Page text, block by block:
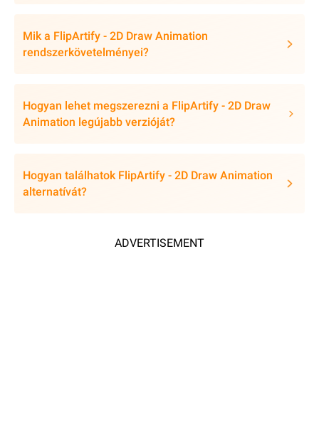
Mik a FlipArtify - 2D Draw Animation
rendszerkövetelményei?
Hogyan lehet megszerezni a FlipArtify - 2D Draw
Animation legújabb verzióját?
Hogyan találhatok FlipArtify - 2D Draw Animation
alternatívát?
ADVERTISEMENT